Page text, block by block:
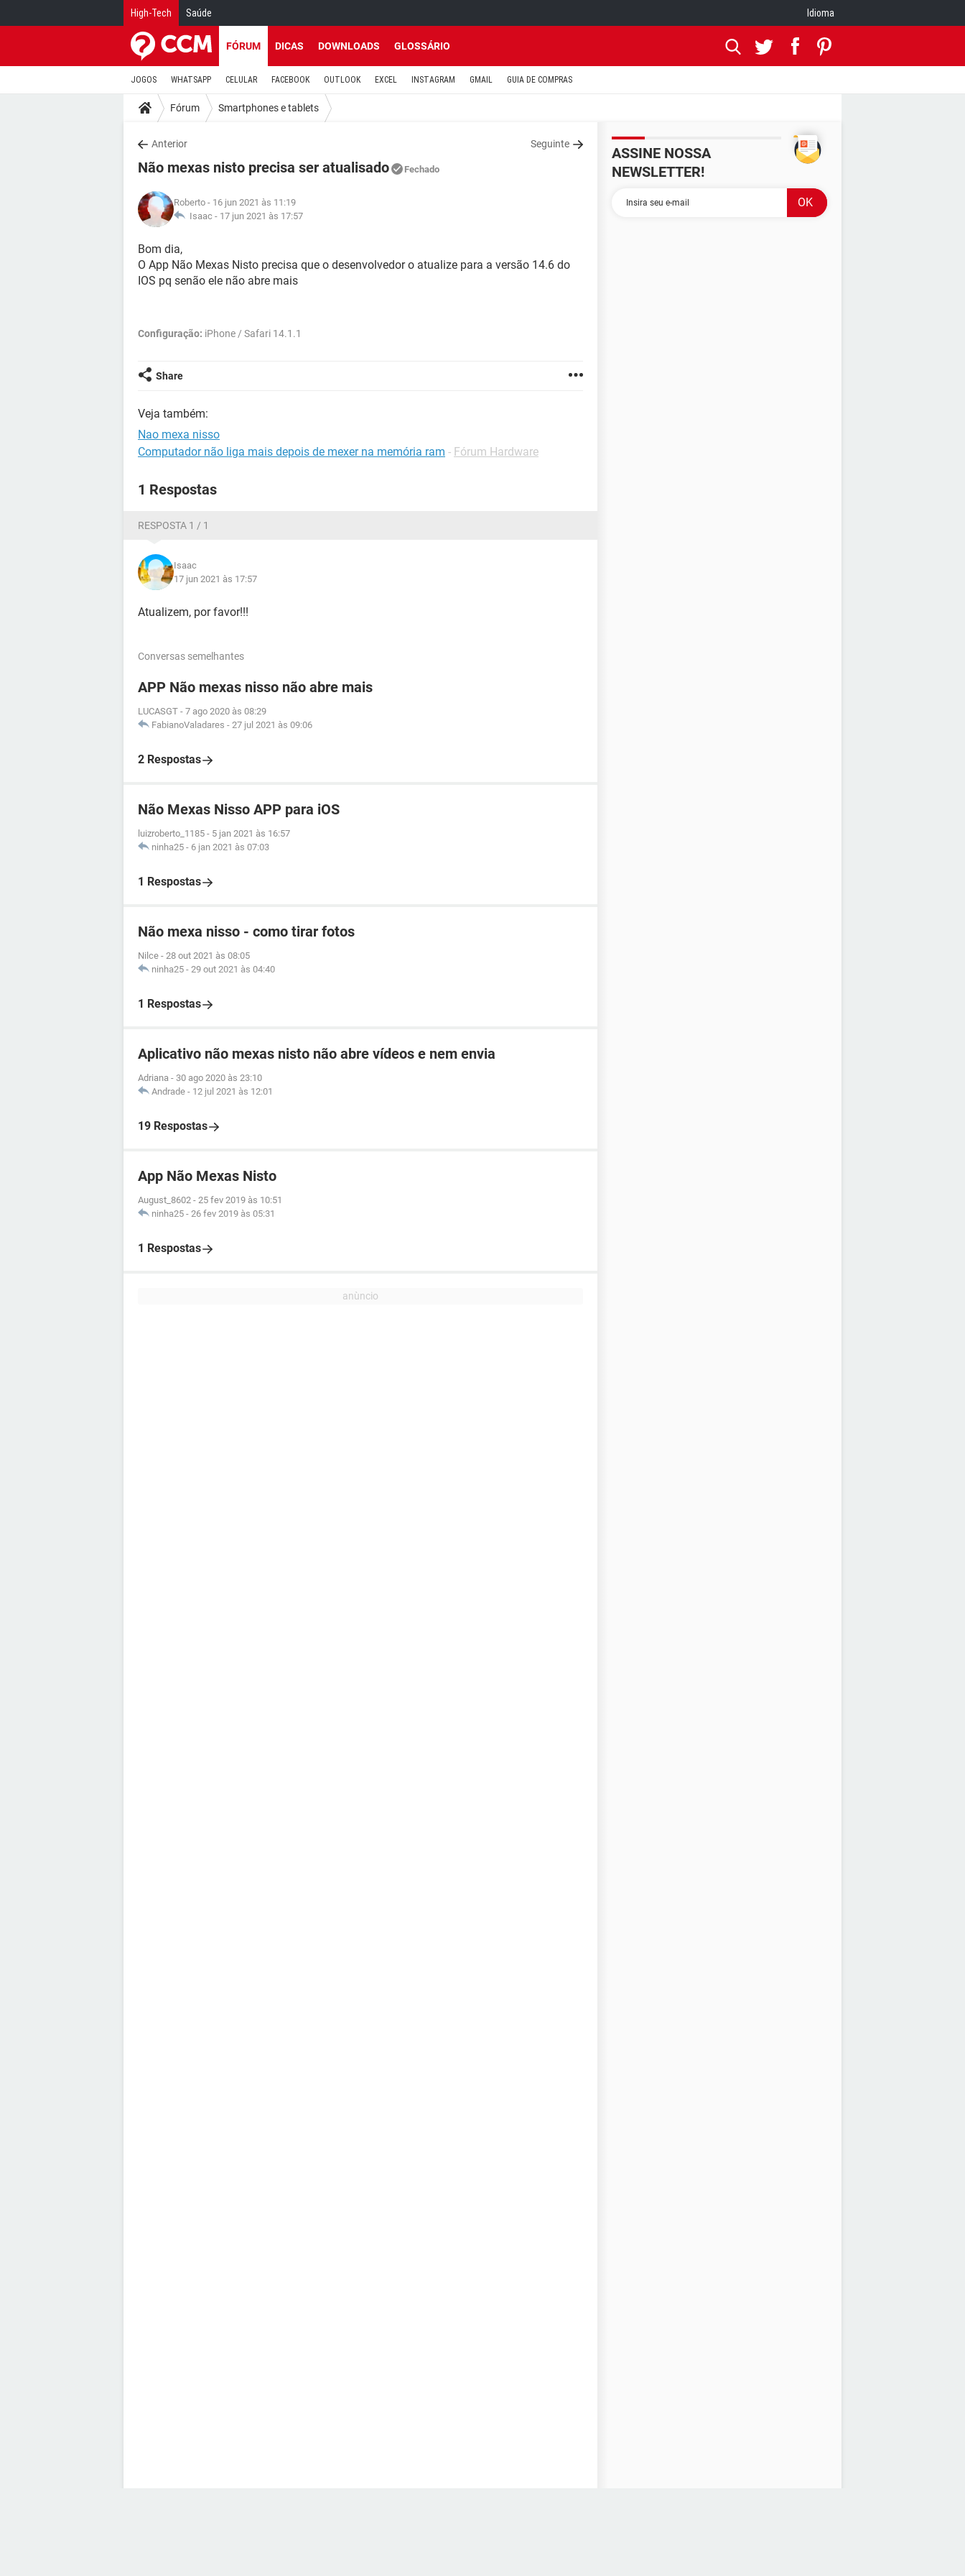
High-Tech Saúde Idioma
FÓRUM DICAS DOWNLOADS GLOSSÁRIO
JOGOS WHATSAPP CELULAR FACEBOOK OUTLOOK EXCEL INSTAGRAM GMAIL GUIA DE COMPRAS
Fórum Smartphones e tablets
Anterior Seguinte
Não mexas nisto precisa ser atualisado Fechado
Roberto - 16 jun 2021 às 11:19
Isaac - 17 jun 2021 às 17:57
Bom dia,
O App Não Mexas Nisto precisa que o desenvolvedor o atualize para a versão 14.6 do
IOS pq senão ele não abre mais
Configuração: iPhone / Safari 14.1.1
Share
Veja também:
Nao mexa nisso
Computador não liga mais depois de mexer na memória ram - Fórum Hardware
1 Respostas
RESPOSTA 1 / 1
Isaac
17 jun 2021 às 17:57
Atualizem, por favor!!!
Conversas semelhantes
APP Não mexas nisso não abre mais
LUCASGT - 7 ago 2020 às 08:29
FabianoValadares - 27 jul 2021 às 09:06
2 Respostas
Não Mexas Nisso APP para iOS
luizroberto_1185 - 5 jan 2021 às 16:57
ninha25 - 6 jan 2021 às 07:03
1 Respostas
Não mexa nisso - como tirar fotos
Nilce - 28 out 2021 às 08:05
ninha25 - 29 out 2021 às 04:40
1 Respostas
Aplicativo não mexas nisto não abre vídeos e nem envia
Adriana - 30 ago 2020 às 23:10
Andrade - 12 jul 2021 às 12:01
19 Respostas
App Não Mexas Nisto
August_8602 - 25 fev 2019 às 10:51
ninha25 - 26 fev 2019 às 05:31
1 Respostas
ASSINE NOSSA
NEWSLETTER!